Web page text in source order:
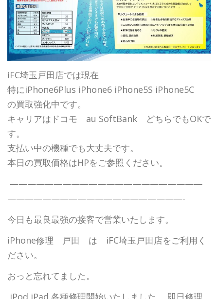
iFC埼玉戸田店では現在
特にiPhone6Plus iPhone6 iPhone5S iPhone5C
の買取強化中です。
キャリアはドコモ au SoftBank どちらでもOKで
す。
支払い中の機種でも大丈夫です。
本日の買取価格はHPをご参照ください。
——————————————————————
————————————————————-
今日も最良最強の接客で営業いたします。
iPhone修理 戸田 は iFC埼玉戸田店をご利用く
ださい。
おっと忘れてました。
iPod iPad 各種修理開始いたしました。 即日修理